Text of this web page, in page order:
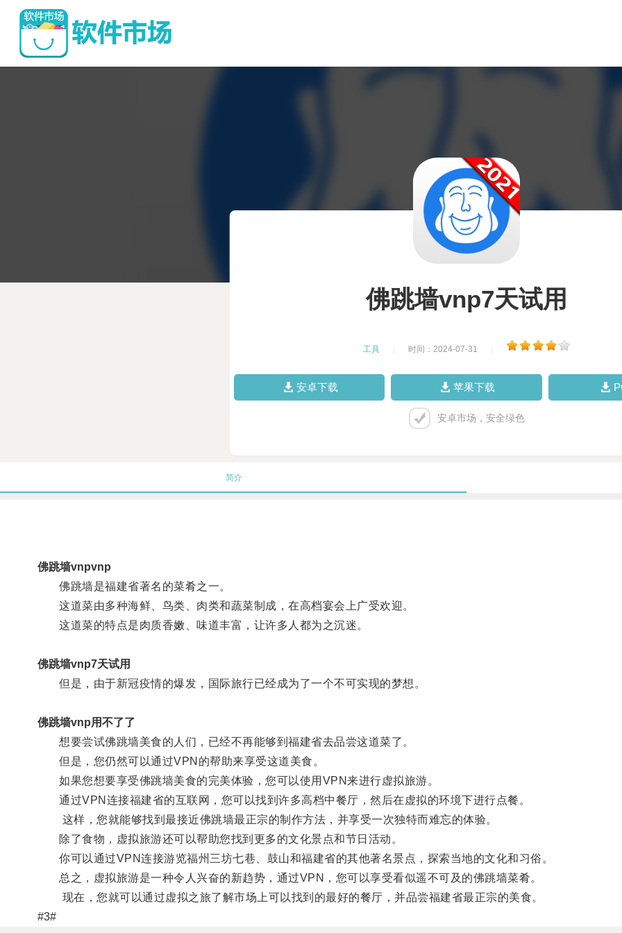
佛跳墙vnp7天试用
工具 时间：2024-07-31
安卓下载 苹果下载
安卓市场，安全绿色
简介
佛跳墙vnpvnp
佛跳墙是福建省著名的菜肴之一。
这道菜由多种海鲜、鸟类、肉类和蔬菜制成，在高档宴会上广受欢迎。
这道菜的特点是肉质香嫩、味道丰富，让许多人都为之沉迷。
佛跳墙vnp7天试用
但是，由于新冠疫情的爆发，国际旅行已经成为了一个不可实现的梦想。
佛跳墙vnp用不了了
想要尝试佛跳墙美食的人们，已经不再能够到福建省去品尝这道菜了。
但是，您仍然可以通过VPN的帮助来享受这道美食。
如果您想要享受佛跳墙美食的完美体验，您可以使用VPN来进行虚拟旅游。
通过VPN连接福建省的互联网，您可以找到许多高档中餐厅，然后在虚拟的环境下进行点餐。
这样，您就能够找到最接近佛跳墙最正宗的制作方法，并享受一次独特而难忘的体验。
除了食物，虚拟旅游还可以帮助您找到更多的文化景点和节日活动。
你可以通过VPN连接游览福州三坊七巷、鼓山和福建省的其他著名景点，探索当地的文化和习俗。
总之，虚拟旅游是一种令人兴奋的新趋势，通过VPN，您可以享受看似遥不可及的佛跳墙菜肴。
现在，您就可以通过虚拟之旅了解市场上可以找到的最好的餐厅，并品尝福建省最正宗的美食。
#3#